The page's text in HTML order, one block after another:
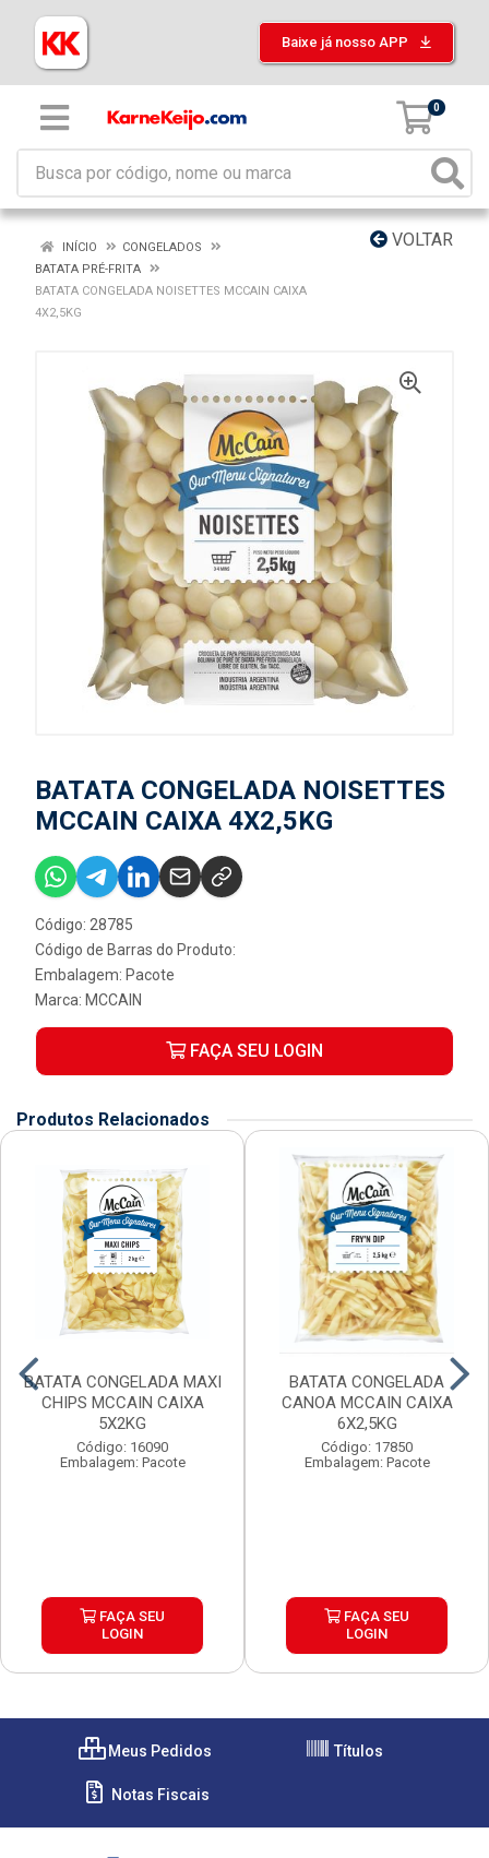
Baixe já nosso APP
0
VOLTAR
INÍCIO
CONGELADOS
BATATA PRÉ-FRITA
BATATA CONGELADA NOISETTES MCCAIN CAIXA
4X2,5KG
BATATA CONGELADA NOISETTES
MCCAIN CAIXA 4X2,5KG
Código: 28785
Código de Barras do Produto:
Embalagem: Pacote
Marca: MCCAIN
FAÇA SEU LOGIN
Produtos Relacionados
BATATA CONGELADA MAXI
CHIPS MCCAIN CAIXA
5X2KG
Código: 16090
Embalagem: Pacote
FAÇA SEU
LOGIN
BATATA CONGELADA
CANOA MCCAIN CAIXA
6X2,5KG
Código: 17850
Embalagem: Pacote
FAÇA SEU
LOGIN
Meus Pedidos Títulos
Notas Fiscais